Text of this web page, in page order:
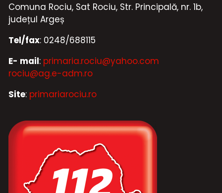
Comuna Rociu, Sat Rociu, Str. Principală, nr. 1b,
județul Argeș
Tel/fax: 0248/688115
E- mail: primaria.rociu@yahoo.com
rociu@ag.e-adm.ro
Site: primariarociu.ro